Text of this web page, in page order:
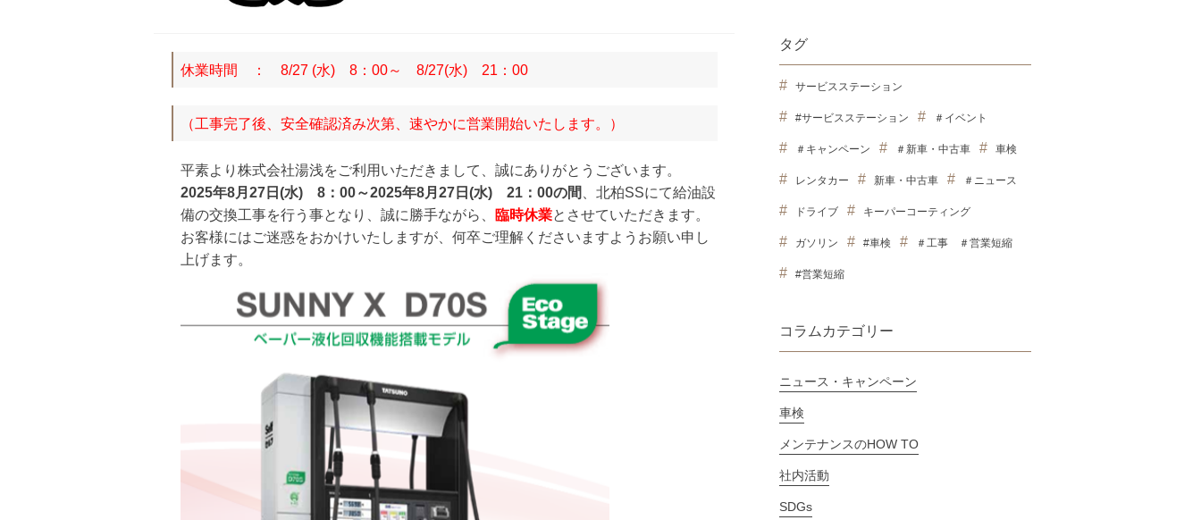
休業時間 ： 8/27 (水) 8：00～ 8/27(水) 21：00
（工事完了後、安全確認済み次第、速やかに営業開始いたします。）
平素より株式会社湯浅をご利用いただきまして、誠にありがとうございます。
2025年8月27日(水) 8：00～2025年8月27日(水) 21：00の間 、北柏SSにて給油設
備の交換工事を行う事となり、誠に勝手ながら、
臨時休業とさせていただきます。
お客様にはご迷惑をおかけいたしますが、何卒ご理解くださいますようお願い申し
上げます。
タグ
サービスステーション
#サービスステーション ＃イベント
＃キャンペーン ＃新車・中古車 車検
レンタカー 新車・中古車 ＃ニュース
ドライブ キーパーコーティング
ガソリン #車検 ＃工事 ＃営業短縮
#営業短縮
コラムカテゴリー
ニュース・キャンペーン
車検
メンテナンスのHOW TO
社内活動
SDGs